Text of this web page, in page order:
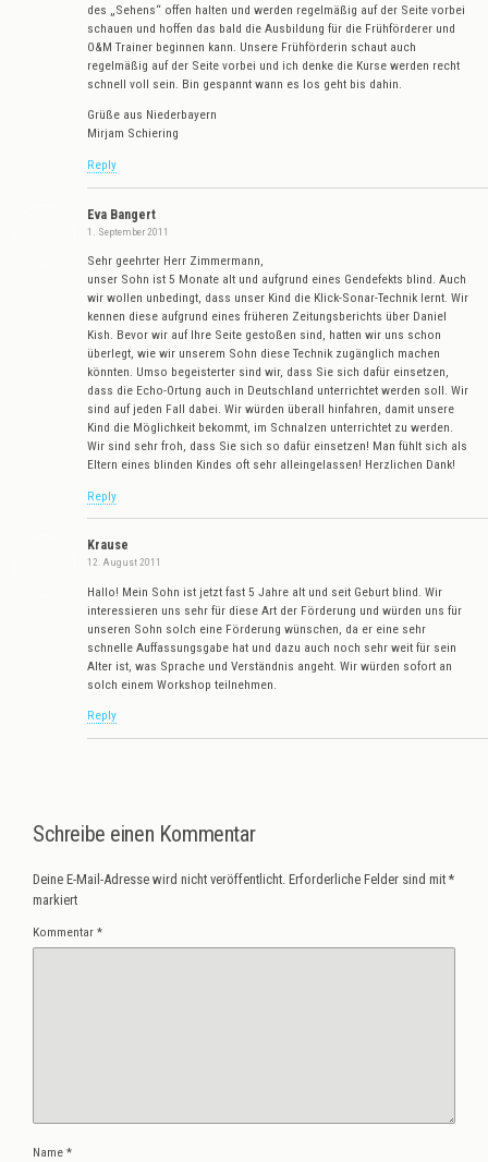
des „Sehens“ offen halten und werden regelmäßig auf der Seite vorbei
schauen und hoffen das bald die Ausbildung für die Frühförderer und
O&M Trainer beginnen kann. Unsere Frühförderin schaut auch
regelmäßig auf der Seite vorbei und ich denke die Kurse werden recht
schnell voll sein. Bin gespannt wann es los geht bis dahin.
Grüße aus Niederbayern
Mirjam Schiering
Reply
Eva Bangert
1. September 2011
Sehr geehrter Herr Zimmermann,
unser Sohn ist 5 Monate alt und aufgrund eines Gendefekts blind. Auch
wir wollen unbedingt, dass unser Kind die Klick-Sonar-Technik lernt. Wir
kennen diese aufgrund eines früheren Zeitungsberichts über Daniel
Kish. Bevor wir auf Ihre Seite gestoßen sind, hatten wir uns schon
überlegt, wie wir unserem Sohn diese Technik zugänglich machen
könnten. Umso begeisterter sind wir, dass Sie sich dafür einsetzen,
dass die Echo-Ortung auch in Deutschland unterrichtet werden soll. Wir
sind auf jeden Fall dabei. Wir würden überall hinfahren, damit unsere
Kind die Möglichkeit bekommt, im Schnalzen unterrichtet zu werden.
Wir sind sehr froh, dass Sie sich so dafür einsetzen! Man fühlt sich als
Eltern eines blinden Kindes oft sehr alleingelassen! Herzlichen Dank!
Reply
Krause
12. August 2011
Hallo! Mein Sohn ist jetzt fast 5 Jahre alt und seit Geburt blind. Wir
interessieren uns sehr für diese Art der Förderung und würden uns für
unseren Sohn solch eine Förderung wünschen, da er eine sehr
schnelle Auffassungsgabe hat und dazu auch noch sehr weit für sein
Alter ist, was Sprache und Verständnis angeht. Wir würden sofort an
solch einem Workshop teilnehmen.
Reply
Schreibe einen Kommentar
Deine E-Mail-Adresse wird nicht veröffentlicht. Erforderliche Felder sind mit *
markiert
Kommentar *
Name *